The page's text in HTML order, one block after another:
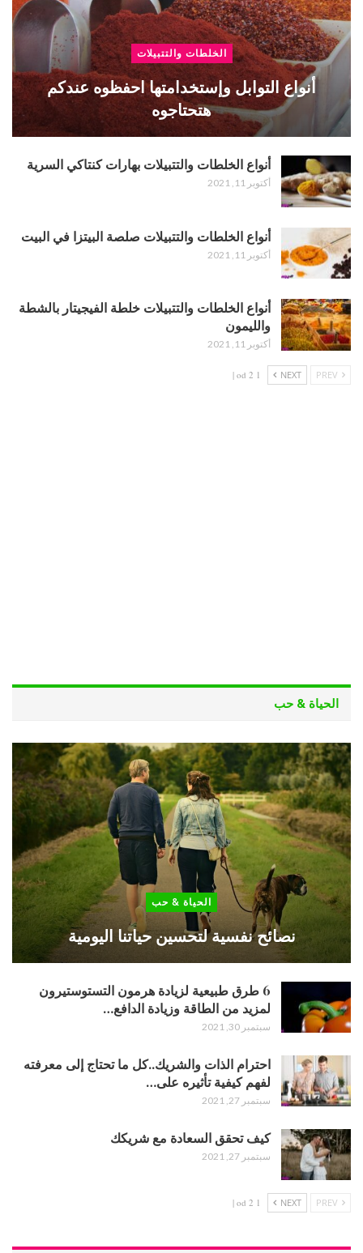
الخلطات والتتبيلات
أنواع التوابل وإستخدامتها احفظوه عندكم
هتحتاجوه
أنواع الخلطات والتتبيلات بهارات كنتاكي السرية
أكتوبر 11, 2021
أنواع الخلطات والتتبيلات صلصة البيتزا في البيت
أكتوبر 11, 2021
أنواع الخلطات والتتبيلات خلطة الفيجيتار بالشطة
والليمون
أكتوبر 11, 2021
NEXT
1 od 2 |
الحياة & حب
الحياة & حب
نصائح نفسية لتحسين حياتنا اليومية
6 طرق طبيعية لزيادة هرمون التستوستيرون
لمزيد من الطاقة وزيادة الدافع…
سبتمبر 30, 2021
احترام الذات والشريك..كل ما تحتاج إلى معرفته
لفهم كيفية تأثيره على…
سبتمبر 27, 2021
كيف تحقق السعادة مع شريكك
سبتمبر 27, 2021
NEXT
1 od 2 |